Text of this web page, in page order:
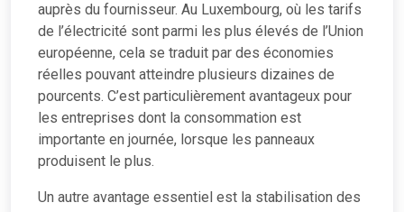
auprès du fournisseur. Au Luxembourg, où les tarifs
de l’électricité sont parmi les plus élevés de l’Union
européenne, cela se traduit par des économies
réelles pouvant atteindre plusieurs dizaines de
pourcents. C’est particulièrement avantageux pour
les entreprises dont la consommation est
importante en journée, lorsque les panneaux
produisent le plus.
Un autre avantage essentiel est la stabilisation des